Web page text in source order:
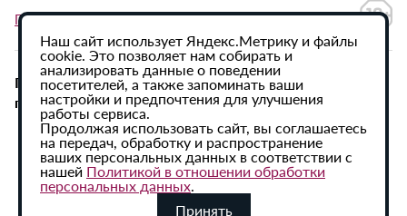
Политика в отношении обработки персональных данных
При использовании материалов сайта активная
гиперссылка на ИА «Регион 64» обязательна.
Наш сайт использует Яндекс.Метрику и файлы
cookie. Это позволяет нам собирать и
анализировать данные о поведении
посетителей, а также запоминать ваши
настройки и предпочтения для улучшения
работы сервиса.
Продолжая использовать сайт, вы соглашаетесь
на передач, обработку и распространение
ваших персональных данных в соответствии с
нашей Политикой в отношении обработки
персональных данных.
Принять